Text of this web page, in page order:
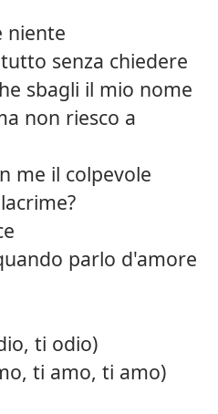
niente
senza chiedere
sbagli il mio nome
non riesco a
me il colpevole
parlo d'amore
ti odio)
ti amo, ti amo)